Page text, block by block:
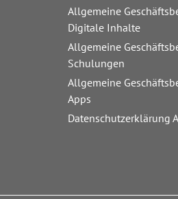
Allgemeine
Digitale Inhalte
Allgemeine
Schulungen
Allgemeine
Apps
Datenschutzerklärung